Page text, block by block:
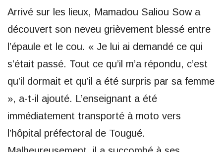
Arrivé sur les lieux, Mamadou Saliou Sow a
découvert son neveu grièvement blessé entre
l’épaule et le cou. « Je lui ai demandé ce qui
s’était passé. Tout ce qu’il m’a répondu, c’est
qu’il dormait et qu’il a été surpris par sa femme
», a-t-il ajouté. L’enseignant a été
immédiatement transporté à moto vers
l’hôpital préfectoral de Tougué.